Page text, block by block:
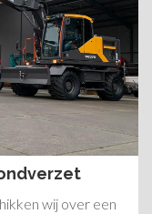
wij over een